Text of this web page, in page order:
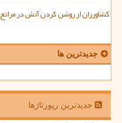
کشاورزان از روشن کردن آتش در
جدیدترین ها
جدیدترین رپورتاژها